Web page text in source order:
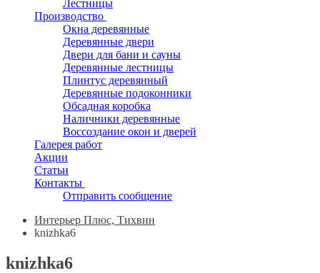
Лестницы
Производство
Окна деревянные
Деревянные двери
Двери для бани и сауны
Деревянные лестницы
Плинтус деревянный
Деревянные подоконники
Обсадная коробка
Наличники деревянные
Воссоздание окон и дверей
Галерея работ
Акции
Статьи
Контакты
Отправить сообщение
Интерьер Плюс, Тихвин
knizhka6
knizhka6